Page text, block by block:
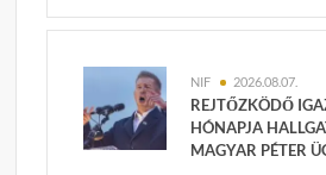
NIF 2026.08.07.
REJTŐZKÖDŐ
HÓNAPJA
MAGYAR PÉTER